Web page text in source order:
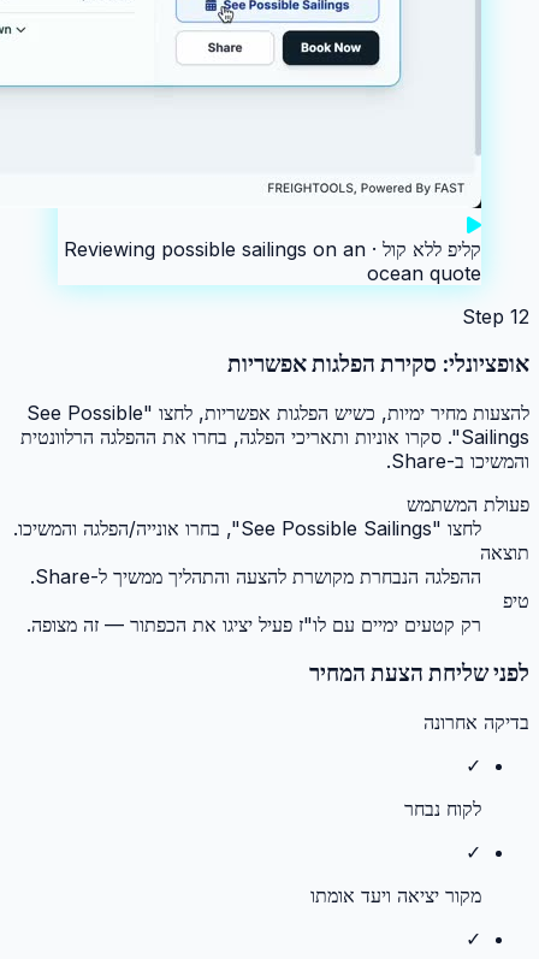
קליפ ללא קול · Reviewing possible sailings on an
ocean quote
Step 12
אופציונלי: סקירת הפלגות אפשריות
להצעות מחיר ימיות, כשיש הפלגות אפשריות, לחצו "See Possible
Sailings". סקרו אוניות ותאריכי הפלגה, בחרו את ההפלגה הרלוונטית
והמשיכו ב-Share.
פעולת המשתמש
לחצו "See Possible Sailings", בחרו אונייה/הפלגה והמשיכו.
תוצאה
ההפלגה הנבחרת מקושרת להצעה והתהליך ממשיך ל-Share.
טיפ
רק קטעים ימיים עם לו"ז פעיל יציגו את הכפתור — זה מצופה.
לפני שליחת הצעת המחיר
בדיקה אחרונה
✓
לקוח נבחר
✓
מקור יציאה ויעד אומתו
✓